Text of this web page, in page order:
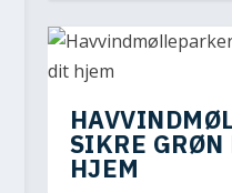
SIKRE
HJEM